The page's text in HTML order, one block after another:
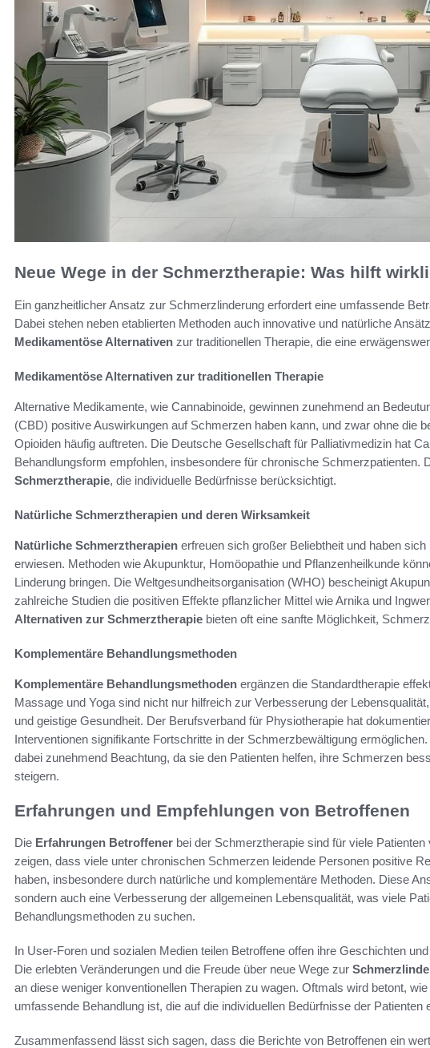
Neue Wege in der Schmerztherapie: Was hilft
Ein ganzheitlicher Ansatz zur Schmerzlinderung erfordert eine umfassende
Dabei stehen neben etablierten Methoden auch innovative und natürliche
Medikamentöse Alternativen zur traditionellen Therapie, die eine
Medikamentöse Alternativen zur traditionellen Therapie
Alternative Medikamente, wie Cannabinoide, gewinnen zunehmend an
(CBD) positive Auswirkungen auf Schmerzen haben kann, und zwar ohne die
Opioiden häufig auftreten. Die Deutsche Gesellschaft für Palliativmedizin hat
Behandlungsform empfohlen, insbesondere für chronische Schmerzpatienten.
Schmerztherapie, die individuelle Bedürfnisse berücksichtigt.
Natürliche Schmerztherapien und deren Wirksamkeit
Natürliche Schmerztherapien erfreuen sich großer Beliebtheit und haben
erwiesen. Methoden wie Akupunktur, Homöopathie und Pflanzenheilkunde
Linderung bringen. Die Weltgesundheitsorganisation (WHO) bescheinigt
zahlreiche Studien die positiven Effekte pflanzlicher Mittel wie Arnika und
Alternativen zur Schmerztherapie bieten oft eine sanfte Möglichkeit,
Komplementäre Behandlungsmethoden
Komplementäre Behandlungsmethoden ergänzen die Standardtherapie
Massage und Yoga sind nicht nur hilfreich zur Verbesserung der
und geistige Gesundheit. Der Berufsverband für Physiotherapie hat
Interventionen signifikante Fortschritte in der Schmerzbewältigung
dabei zunehmend Beachtung, da sie den Patienten helfen, ihre Schmerzen
steigern.
Erfahrungen und Empfehlungen von Betroffenen
Die Erfahrungen Betroffener bei der Schmerztherapie sind für viele
zeigen, dass viele unter chronischen Schmerzen leidende Personen positive
haben, insbesondere durch natürliche und komplementäre Methoden. Diese
sondern auch eine Verbesserung der allgemeinen Lebensqualität, was viele
Behandlungsmethoden zu suchen.
In User-Foren und sozialen Medien teilen Betroffene offen ihre Geschichten
Die erlebten Veränderungen und die Freude über neue Wege zur
an diese weniger konventionellen Therapien zu wagen. Oftmals wird betont,
umfassende Behandlung ist, die auf die individuellen Bedürfnisse der Patienten
Zusammenfassend lässt sich sagen, dass die Berichte von Betroffenen ein